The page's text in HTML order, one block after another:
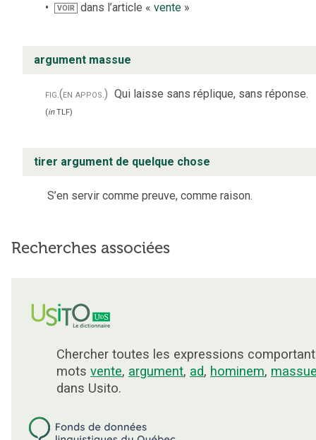
VOIR dans l’article «vente »
argument massue
fig.(en appos.) Qui laisse sans réplique, sans réponse.
(inTLF)
tirer argument de quelque chose
S’en servir comme preuve, comme raison.
Recherches associées
Chercher toutes les expressions
mots vente, argument, ad, hominem,
dans Usito.